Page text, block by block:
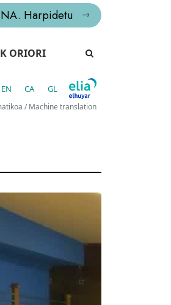
Harpidetu
ORIORI
EN CA GL
/ Machine translation